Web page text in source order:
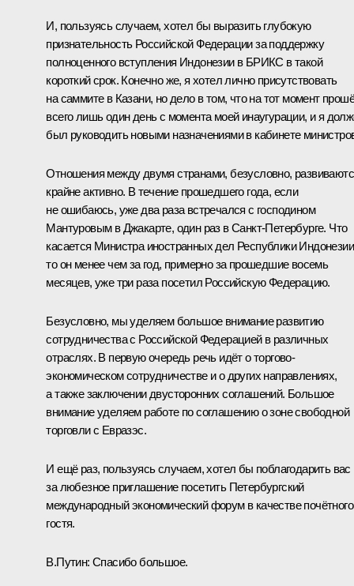
И, пользуясь случаем, хотел бы выразить глубокую
признательность Российской Федерации за поддержку
полноценного вступления Индонезии в БРИКС в такой
короткий срок. Конечно же, я хотел лично присутствовать
на саммите в Казани, но дело в том, что на тот момент
всего лишь один день с момента моей инаугурации, и я
был руководить новыми назначениями в кабинете
Отношения между двумя странами, безусловно,
крайне активно. В течение прошедшего года, если
не ошибаюсь, уже два раза встречался с господином
Мантуровым в Джакарте, один раз в Санкт-Петербурге. Что
касается Министра иностранных дел Республики
то он менее чем за год, примерно за прошедшие восемь
месяцев, уже три раза посетил Российскую Федерацию.
Безусловно, мы уделяем большое внимание развитию
сотрудничества с Российской Федерацией в различных
отраслях. В первую очередь речь идёт о торгово-
экономическом сотрудничестве и о других направлениях,
а также заключении двусторонних соглашений. Большое
внимание уделяем работе по соглашению о зоне свободной
торговли с Евразэс.
И ещё раз, пользуясь случаем, хотел бы поблагодарить вас
за любезное приглашение посетить Петербургский
международный экономический форум в качестве почётного
гостя.
В.Путин: Спасибо большое.